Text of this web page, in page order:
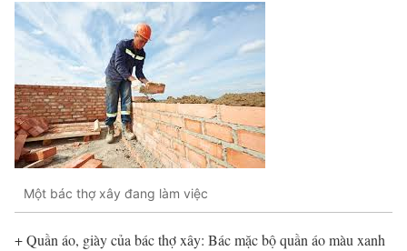
Một bác thợ xây đang làm việc
+ Quần áo, giày của bác thợ xây: Bác mặc bộ quần áo màu xanh